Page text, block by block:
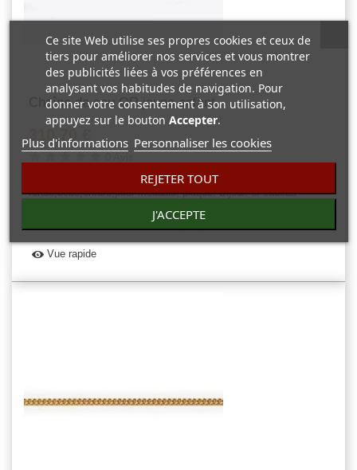
Chaîne de cou OR jaune enfant...
310,70 €
Belle chaîne de cou OR jaune maille serpent
ronde,bébé,enfant,pour médaille, plaque. Bijoux or cadeau
Vue rapide
Ce site Web utilise ses propres cookies et ceux de
tiers pour améliorer nos services et vous montrer
des publicités liées à vos préférences en
analysant vos habitudes de navigation. Pour
donner votre consentement à son utilisation,
appuyez sur le bouton Accepter.
Plus d'informations Personnaliser les cookies
REJETER TOUT
J'ACCEPTE